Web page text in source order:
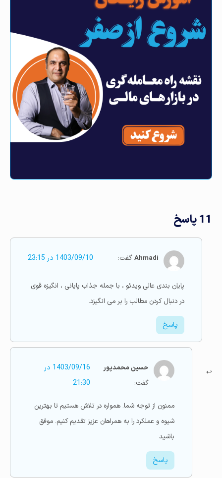
آزمون پایان دوره و هدیه ویژه
11 پاسخ
Ahmadiگفت: 1403/09/10 در 23:15
پایان بندی عالی ویدئو ، با جمله جذاب پایانی ، انگیزه قوی
در دنبال کردن مطالب را بر می انگیزد.
پاسخ
حسین محمدپور
گفت:
1403/09/16 در
21:30
ممنون از توجه شما. همواره در تلاش هستیم تا بهترین
شیوه و عملکرد را به همراهان عزیز تقدیم کنیم. موفق
باشید
پاسخ